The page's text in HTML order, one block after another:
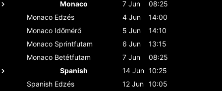
Monaco
7 Jun
08:25
Monaco Edzés 4 Jun
14:00
Monaco Időmérő 5 Jun
14:10
Monaco Sprintfutam 6 Jun
13:15
Monaco Betétfutam 7 Jun
08:25
Spanish
14 Jun 10:25
Spanish Edzés 12 Jun 10:05